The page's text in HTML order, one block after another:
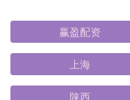
赢盈配资
上海
陕西